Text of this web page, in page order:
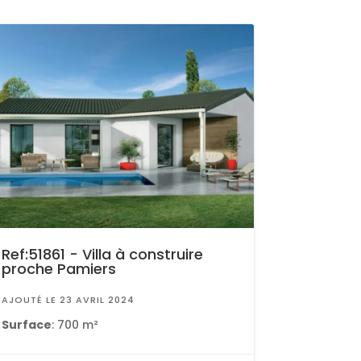
Ref:51861 - Villa à construire
proche Pamiers
AJOUTÉ LE 23 AVRIL 2024
Surface: 700 m²